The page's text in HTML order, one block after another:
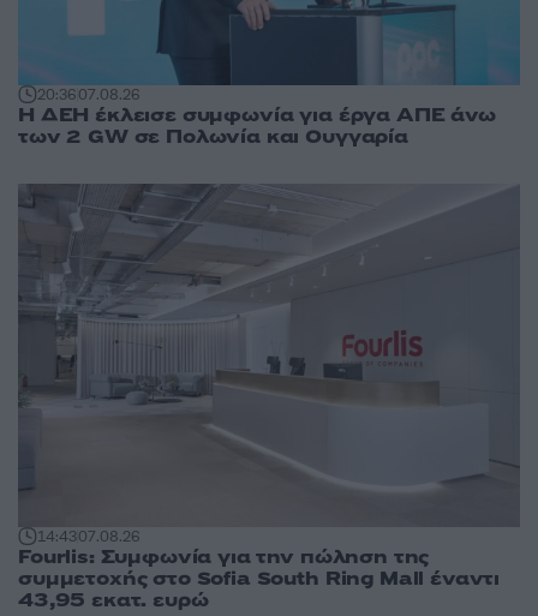
20:3607.08.26
Η ΔΕΗ έκλεισε συμφωνία για έργα ΑΠΕ άνω
των 2 GW σε Πολωνία και Ουγγαρία
14:4307.08.26
Fourlis: Συμφωνία για την πώληση της
συμμετοχής στο Sofia South Ring Mall έναντι
43,95 εκατ. ευρώ